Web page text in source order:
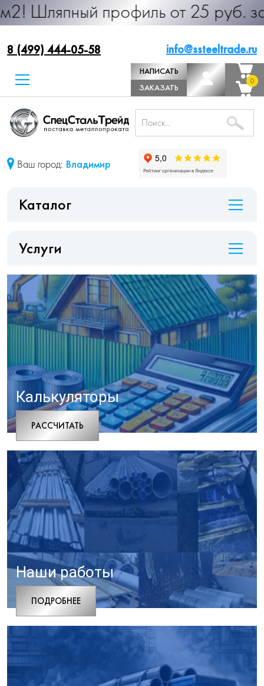
профиль от 25 руб. за м.п.
8 (499) 444-05-58 info@ssteeltrade.ru
НАПИСАТЬ
ДИРЕКТОРУ
ЗАКАЗАТЬ
ЗВОНОК
0
0
Ваш город: Владимир
Каталог
Услуги
Калькуляторы
РАCСЧИТАТЬ
Наши работы
ПОДРОБНЕЕ